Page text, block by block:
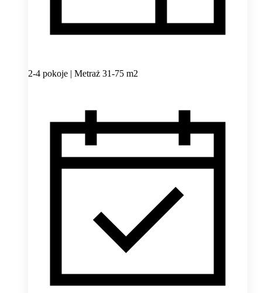
2-4 pokoje | Metraż 31-75 m2